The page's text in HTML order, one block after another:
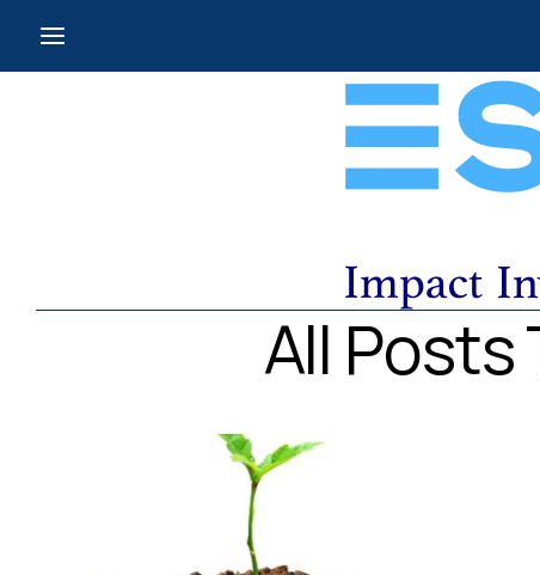
All Posts